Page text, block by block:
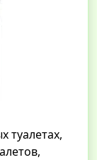
туалетах,